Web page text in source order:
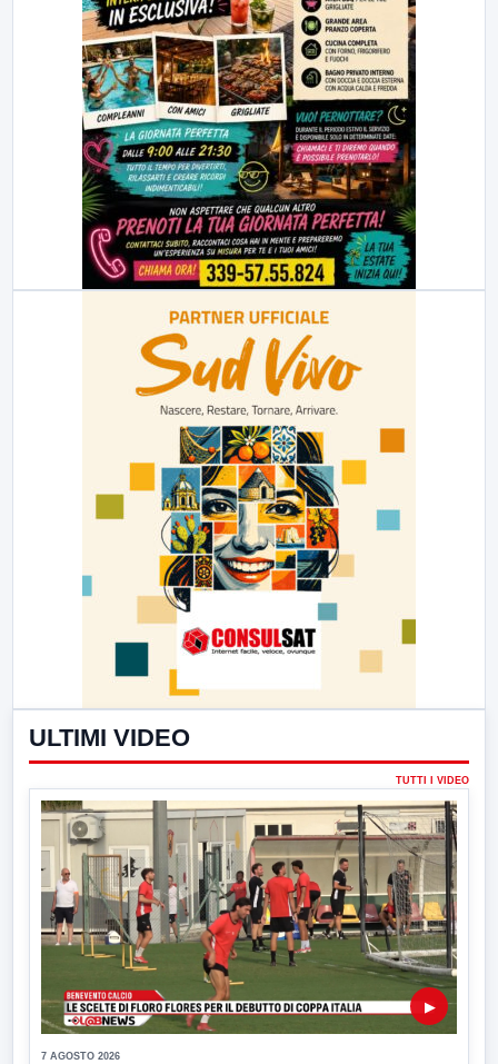
ULTIMI VIDEO
TUTTI I VIDEO
▶
7 AGOSTO 2026